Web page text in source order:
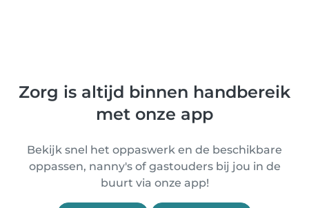
Zorg is altijd binnen handbereik
met onze app
Bekijk snel het oppaswerk en de beschikbare
oppassen, nanny's of gastouders bij jou in de
buurt via onze app!